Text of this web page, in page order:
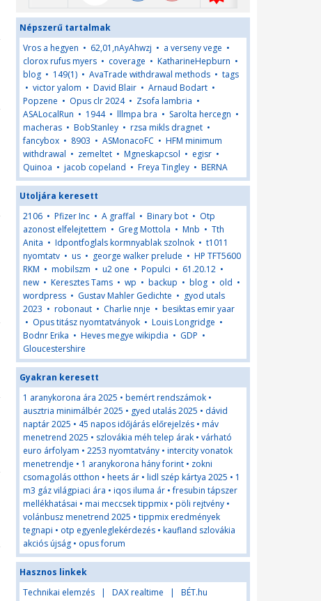
Népszerű tartalmak
Vros a hegyen • 62,01,nAyAhwzj • a verseny vege •
clorox rufus myers • coverage • KatharineHepburn •
blog • 149(1) • AvaTrade withdrawal methods • tags
• victor yalom • David Blair • Arnaud Bodart •
Popzene • Opus clr 2024• Zsofa lambria •
ASALocalRun • 1944• lllmpa bra • Sarolta hercegn •
macheras • BobStanley • rzsa mikls dragnet •
fancybox • 8903 • ASMonacoFC • HFM minimum
withdrawal • zemeltet • Mgneskapcsol • egisr •
Quinoa • jacob copeland • Freya Tingley • BERNA
Utoljára keresett
2106 • Pfizer Inc • A graffal • Binary bot • Otp
azonost elfelejtettem • Greg Mottola • Mnb • Tth
Anita • Idpontfoglals kormnyablak szolnok • t1011
nyomtatv • us • george walker prelude • HP TFT5600
RKM • mobilszm • u2 one • Populci • 61.20.12 •
new • Keresztes Tams • wp • backup • blog • old •
wordpress • Gustav Mahler Gedichte • gyod utals
2023 • robonaut • Charlie nnje • besiktas emir yaar
• Opus titász nyomtatványok • Louis Longridge •
Bodnr Erika • Heves megye wikipdia • GDP •
Gloucestershire
Gyakran keresett
1 aranykorona ára 2025 • bemért rendszámok •
ausztria minimálbér 2025 • gyed utalás 2025 • dávid
naptár 2025 • 45 napos időjárás előrejelzés • máv
menetrend 2025 • szlovákia méh telep árak • várható
euro árfolyam • 2253 nyomtatvány • intercity vonatok
menetrendje • 1 aranykorona hány forint • zokni
csomagolás otthon • heets ár • lidl szép kártya 2025 • 1
m3 gáz világpiaci ára • iqos iluma ár •fresubin tápszer
mellékhatásai • mai meccsek tippmix • pöli rejtvény •
volánbusz menetrend 2025 • tippmix eredmények
tegnapi • otp egyenleglekérdezés • kaufland szlovákia
akciós újság • opus forum
Hasznos linkek
Technikai elemzés | DAX realtime | BÉT.hu